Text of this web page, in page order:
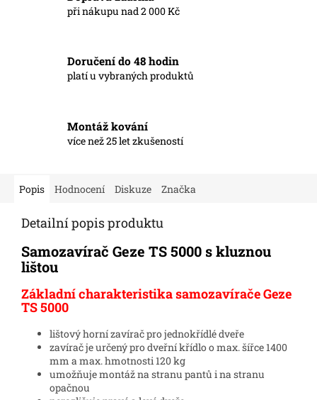
při nákupu nad 2 000 Kč
Doručení do 48 hodin
platí u vybraných produktů
Montáž kování
více než 25 let zkušeností
Popis Hodnocení Diskuze Značka
Detailní popis produktu
Samozavírač Geze TS 5000 s kluznou
lištou
Základní charakteristika samozavírače Geze
TS 5000
lištový horní zavírač pro jednokřídlé dveře
zavírač je určený pro dveřní křídlo o max. šířce 1400
mm a max. hmotnosti 120 kg
umožňuje montáž na stranu pantů i na stranu
opačnou